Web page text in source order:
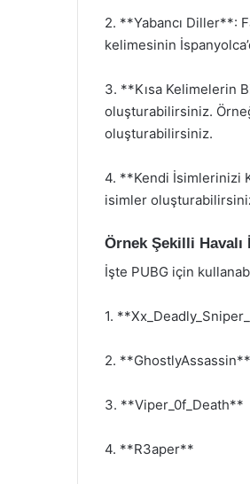
2. **Yabancı Diller**:
kelimesinin
3. **Kısa Kelimelerin
oluşturabilirsiniz.
oluşturabilirsiniz.
4. **Kendi İsimlerinizi
isimler
Örnek Şekilli Havalı
İşte PUBG için
1.
2. **GhostlyAssassin**
3. **Viper_0f_Death**
4. **R3aper**